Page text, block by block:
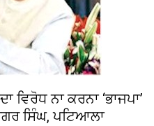
ਨਾ ਕਰਨਾ ‘ਭਾਜਪਾ’
ਸਿੰਘ, ਪਟਿਆਲਾ